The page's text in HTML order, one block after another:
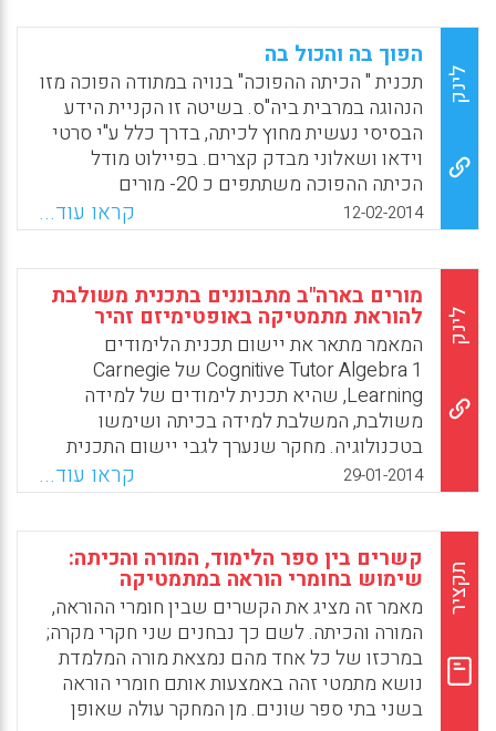
WhatsApp
Facebook
Email
X
לינק
הפוך בה והכול בה
תכנית " הכיתה ההפוכה" בנויה במתודה הפוכה מזו
הנהוגה במרבית ביה"ס. בשיטה זו הקניית הידע
הבסיסי נעשית מחוץ לכיתה, בדרך כלל ע"י סרטי
וידאו ושאלוני מבדק קצרים. בפיילוט מודל
הכיתה ההפוכה משתתפים כ 20- מורים
המלמדים מתמטיקה ב 20- כיתות בחינוך העל
יסודי. הניסוי נערך בבתי ספר של רשת אמי"ת
בישראל ( נורית רייך, דן בוכניק) .
WhatsApp
Facebook
Email
X
12-02-2014 קראו עוד...
לינק
מורים בארה"ב מתבוננים בתכנית משולבת
להוראת מתמטיקה באופטימיזם זהיר
המאמר מתאר את יישום תכנית הלימודים
Cognitive Tutor Algebra 1 של Carnegie
Learning, שהיא תכנית לימודים של למידה
משולבת, המשלבת למידה בכיתה ושימשו
בטכנולוגיה. מחקר שנערך לגבי יישום התכנית
מצא שבשנה השנייה של יישום תכנית
הלימודים, תלמידי תיכון משתמשים בתכנית
לימודים המשלבת בין תוכנה לתרגול בקצב אישי
לבין ספרי לימוד ללמידה בכיתה שהשיגו הישגים
משמעותיים נוספים בלמידה בהשוואה
לתלמידים המשתמשים בתכנית הלימודים
המסורתית.
WhatsApp
Facebook
Email
X
29-01-2014 קראו עוד...
תקציר
קשרים בין ספר הלימוד, המורה והכיתה:
שימוש בחומרי הוראה במתמטיקה
מאמר זה מציג את הקשרים שבין חומרי ההוראה,
המורה והכיתה. לשם כך נבחנים שני חקרי מקרה;
במרכזו של כל אחד מהם נמצאת מורה המלמדת
נושא מתמטי זהה באמצעות אותם חומרי הוראה
בשני בתי ספר שונים. מן המחקר עולה שאופן